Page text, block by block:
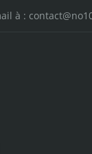
à :